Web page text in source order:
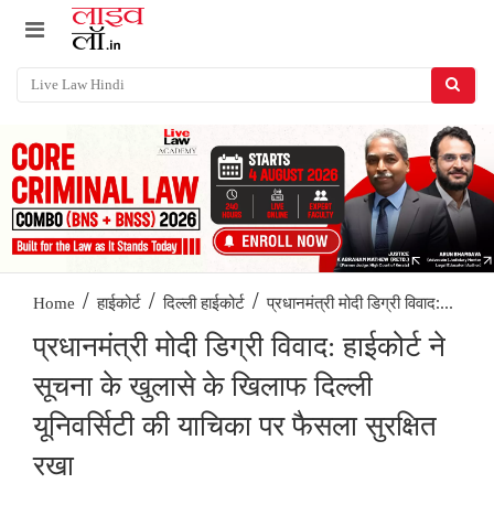
Home / हाईकोर्ट / दिल्ली हाईकोर्ट / प्रधानमंत्री मोदी डिग्री विवाद:...
प्रधानमंत्री मोदी डिग्री विवाद: हाईकोर्ट ने
सूचना के खुलासे के खिलाफ दिल्ली
यूनिवर्सिटी की याचिका पर फैसला सुरक्षित
रखा